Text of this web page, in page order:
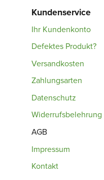
Kundenservice
Ihr Kundenkonto
Defektes Produkt?
Versandkosten
Zahlungsarten
Datenschutz
Widerrufsbelehrung
AGB
Impressum
Kontakt